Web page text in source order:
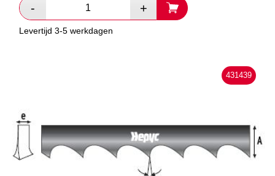
Levertijd 3-5 werkdagen
431439